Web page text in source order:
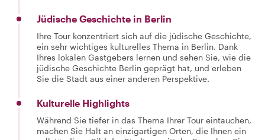
Jüdische Geschichte in Berlin
Ihre Tour konzentriert sich auf die jüdische Geschichte,
ein sehr wichtiges kulturelles Thema in Berlin. Dank
Ihres lokalen Gastgebers lernen und sehen Sie, wie die
jüdische Geschichte Berlin geprägt hat, und erleben
Sie die Stadt aus einer anderen Perspektive.
Kulturelle Highlights
Während Sie tiefer in das Thema Ihrer Tour eintauchen,
machen Sie Halt an einzigartigen Orten, die Ihnen ein